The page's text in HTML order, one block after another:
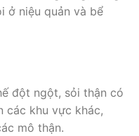
ở niệu quản và bể
đột ngột, sỏi thận có
các khu vực khác,
mô thận.